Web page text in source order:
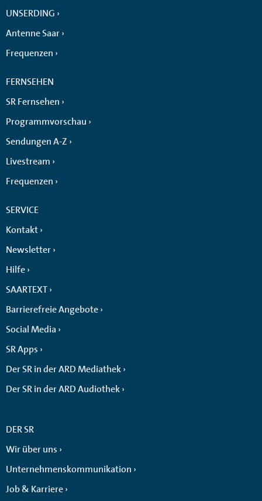
UNSERDING
Antenne Saar
Frequenzen
FERNSEHEN
SR Fernsehen
Programmvorschau
Sendungen A-Z
Livestream
Frequenzen
SERVICE
Kontakt
Newsletter
Hilfe
SAARTEXT
Barrierefreie Angebote
Social Media
SR Apps
Der SR in der ARD Mediathek
Der SR in der ARD Audiothek
DER SR
Wir über uns
Unternehmenskommunikation
Job & Karriere